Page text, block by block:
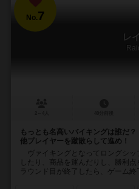
No.7
レ
もっとも名高いバイキングは誰だ
他プレイヤーを蹴散らして進め！
ヴァイキングとなってロングシッ
したり、商品を運んだりし、勝利
ラウンド目が終了したら、ゲーム